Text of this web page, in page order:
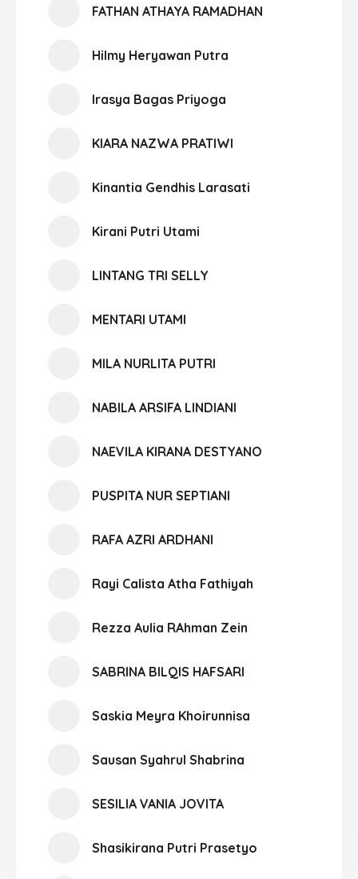
FATHAN ATHAYA RAMADHAN
Hilmy Heryawan Putra
Irasya Bagas Priyoga
KIARA NAZWA PRATIWI
Kinantia Gendhis Larasati
Kirani Putri Utami
LINTANG TRI SELLY
MENTARI UTAMI
MILA NURLITA PUTRI
NABILA ARSIFA LINDIANI
NAEVILA KIRANA DESTYANO
PUSPITA NUR SEPTIANI
RAFA AZRI ARDHANI
Rayi Calista Atha Fathiyah
Rezza Aulia RAhman Zein
SABRINA BILQIS HAFSARI
Saskia Meyra Khoirunnisa
Sausan Syahrul Shabrina
SESILIA VANIA JOVITA
Shasikirana Putri Prasetyo